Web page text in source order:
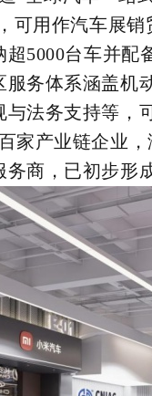
可用作汽车展
5000台车并
务体系涵盖机
法务支持等，
家产业链企业
商，已初步形